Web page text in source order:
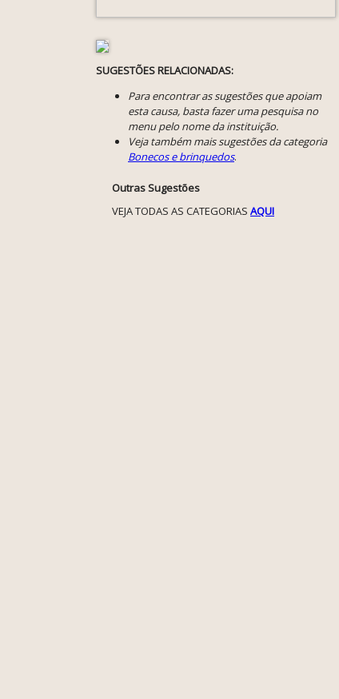
SUGESTÕES RELACIONADAS:
Para encontrar as sugestões que apoiam
esta causa, basta fazer uma pesquisa no
menu pelo nome da instituição.
Veja também mais sugestões da categoria
Bonecos e brinquedos.
Outras Sugestões
VEJA TODAS AS CATEGORIAS AQUI